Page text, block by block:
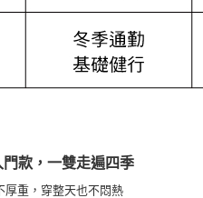
門款，一雙走遍四季
厚重，穿整天也不悶熱